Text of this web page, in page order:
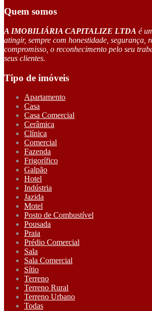
Quem somos
A IMOBILIÁRIA CAPITALIZE LTDA é
atingir, sempre com honestidade, segurança,
compromisso, o reconhecimento pelo seu
seus clientes.
Tipo de imóveis
Apartamento
Casa
Casa Comercial
Cerâmica
Clínica
Comercial
Fazenda
Frigorífico
Galpão
Hotel
Indústria
Jazida
Motel
Posto de Combustível
Pousada
Praia
Prédio Comercial
Sala
Sala Comercial
Sítio
Terreno
Terreno Rural
Terreno Urbano
Todas